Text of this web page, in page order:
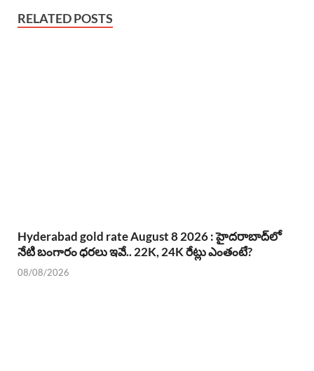
RELATED POSTS
Hyderabad gold rate August 8 2026 : హైదరాబాద్‌లో
నేటి బంగారం ధరలు ఇవే.. 22K, 24K రేట్లు ఎంతంటే?
08/08/2026